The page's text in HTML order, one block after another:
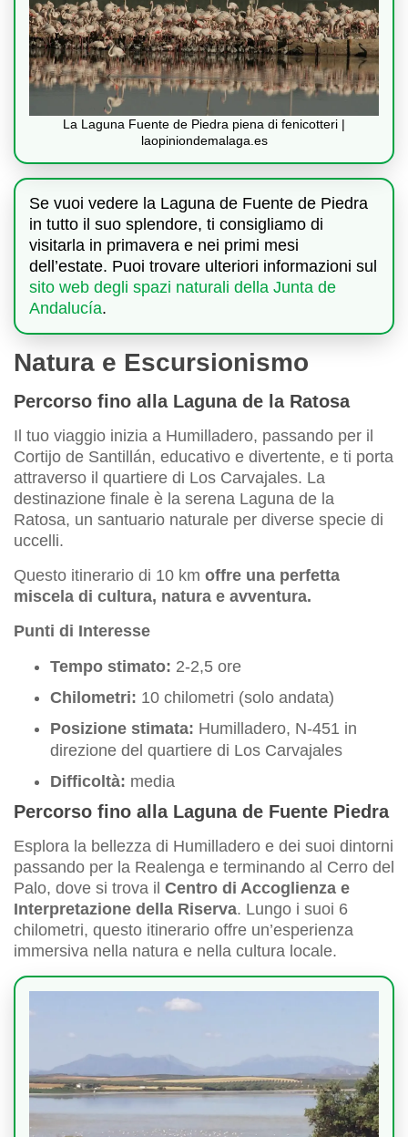
La Laguna Fuente de Piedra piena di fenicotteri |
laopiniondemalaga.es
Se vuoi vedere la Laguna de Fuente de Piedra
in tutto il suo splendore, ti consigliamo di
visitarla in primavera e nei primi mesi
dell’estate. Puoi trovare ulteriori informazioni sul
sito web degli spazi naturali della Junta de
Andalucía.
Natura e Escursionismo
Percorso fino alla Laguna de la Ratosa
Il tuo viaggio inizia a Humilladero, passando per il
Cortijo de Santillán, educativo e divertente, e ti porta
attraverso il quartiere di Los Carvajales. La
destinazione finale è la serena Laguna de la
Ratosa, un santuario naturale per diverse specie di
uccelli.
Questo itinerario di 10 km offre una perfetta
miscela di cultura, natura e avventura.
Punti di Interesse
Tempo stimato: 2-2,5 ore
Chilometri: 10 chilometri (solo andata)
Posizione stimata: Humilladero, N-451 in
direzione del quartiere di Los Carvajales
Difficoltà: media
Percorso fino alla Laguna de Fuente Piedra
Esplora la bellezza di Humilladero e dei suoi dintorni
passando per la Realenga e terminando al Cerro del
Palo, dove si trova il Centro di Accoglienza e
Interpretazione della Riserva. Lungo i suoi 6
chilometri, questo itinerario offre un’esperienza
immersiva nella natura e nella cultura locale.